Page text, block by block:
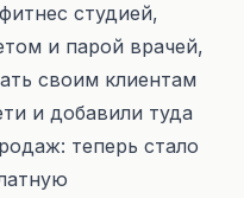
студией,
и парой врачей,
своим клиентам
и добавили туда
теперь стало